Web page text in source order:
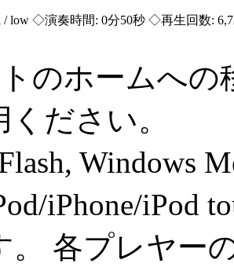
/ low ◇演奏時間: 0分50秒 ◇再生回数:
のホームへの
ださい。
Windows
iPhone/iPod
。 各プレヤー